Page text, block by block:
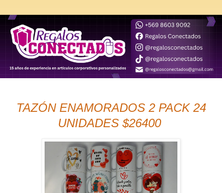
TAZÓN ENAMORADOS 2 PACK 24
UNIDADES $26400